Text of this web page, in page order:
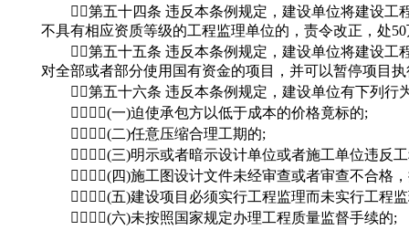
第五十四条 违反本条例规定，建设单位将建设工
不具有相应资质等级的工程监理单位的，责令改正，处
第五十五条 违反本条例规定，建设单位将建设工
对全部或者部分使用国有资金的项目，并可以暂停项目
第五十六条 违反本条例规定，建设单位有下列行
(一)迫使承包方以低于成本的价格竟标的;
(二)任意压缩合理工期的;
(三)明示或者暗示设计单位或者施工单位违反工
(四)施工图设计文件未经审查或者审查不合格，
(五)建设项目必须实行工程监理而未实行工程监
(六)未按照国家规定办理工程质量监督手续的;